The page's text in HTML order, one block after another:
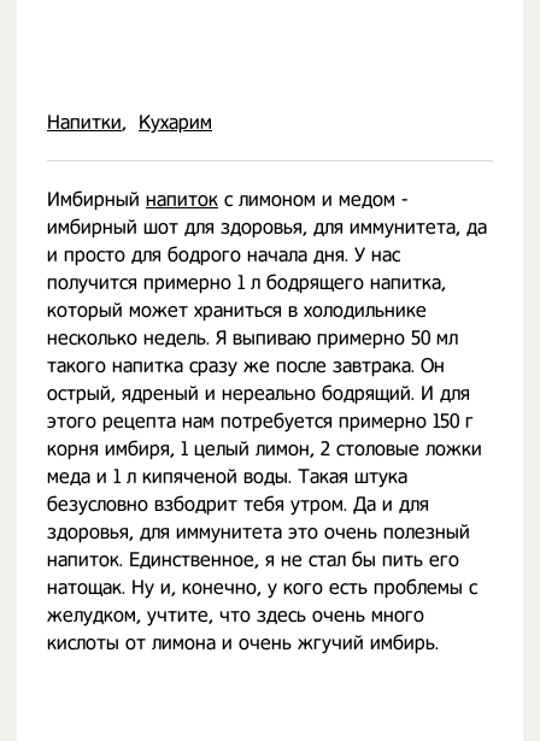
Напитки Кухарим
Имбирный напиток с лимоном и медом -
имбирный шот для здоровья, для иммунитета, да
и просто для бодрого начала дня. У нас
получится примерно 1 л бодрящего напитка,
который может храниться в холодильнике
несколько недель. Я выпиваю примерно 50 мл
такого напитка сразу же после завтрака. Он
острый, ядреный и нереально бодрящий. И для
этого рецепта нам потребуется примерно 150 г
корня имбиря, 1 целый лимон, 2 столовые ложки
меда и 1 л кипяченой воды. Такая штука
безусловно взбодрит тебя утром. Да и для
здоровья, для иммунитета это очень полезный
напиток. Единственное, я не стал бы пить его
натощак. Ну и, конечно, у кого есть проблемы с
желудком, учтите, что здесь очень много
кислоты от лимона и очень жгучий имбирь.